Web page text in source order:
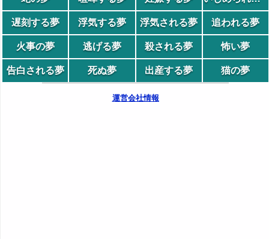
遅刻する夢 浮気する夢 浮気される夢 追われる夢
火事の夢 逃げる夢 殺される夢 怖い夢
告白される夢 死ぬ夢 出産する夢 猫の夢
運営会社情報